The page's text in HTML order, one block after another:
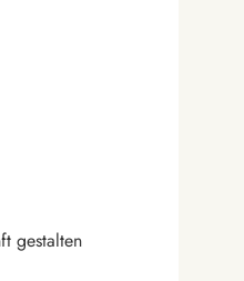
gestalten